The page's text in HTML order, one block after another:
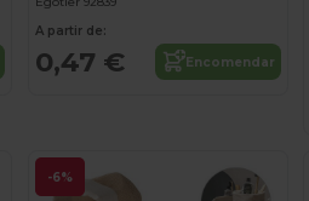
A partir de:
0,47 € Encomendar
-6%